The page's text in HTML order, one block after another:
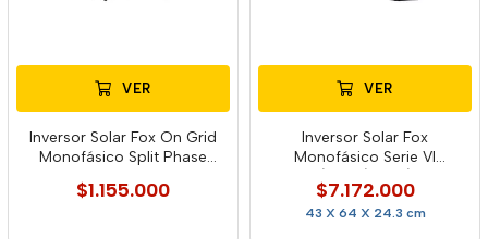
VER
Inversor Solar Fox On Grid
Monofásico Split Phase
$1.155.000
VER
Inversor Solar Fox
Monofásico Serie Vl
$7.172.000
43 X 64 X 24.3 cm